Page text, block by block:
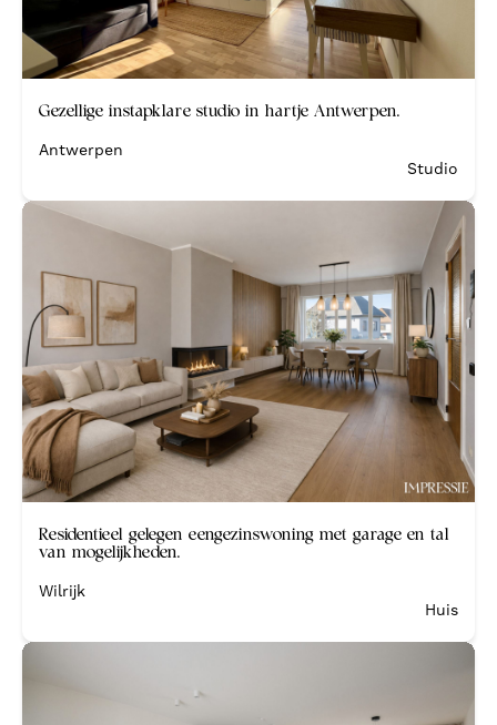
Gezellige instapklare studio in hartje Antwerpen.
Antwerpen
Studio
Residentieel gelegen eengezinswoning met garage en tal
van mogelijkheden.
Wilrijk
Huis